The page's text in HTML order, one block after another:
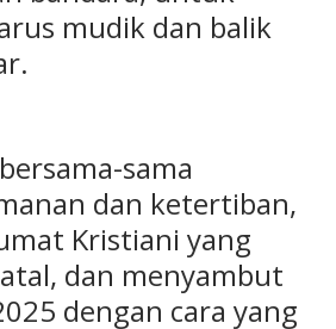
mudik dan balik
sama
dan ketertiban,
Kristiani yang
dan menyambut
dengan cara yang